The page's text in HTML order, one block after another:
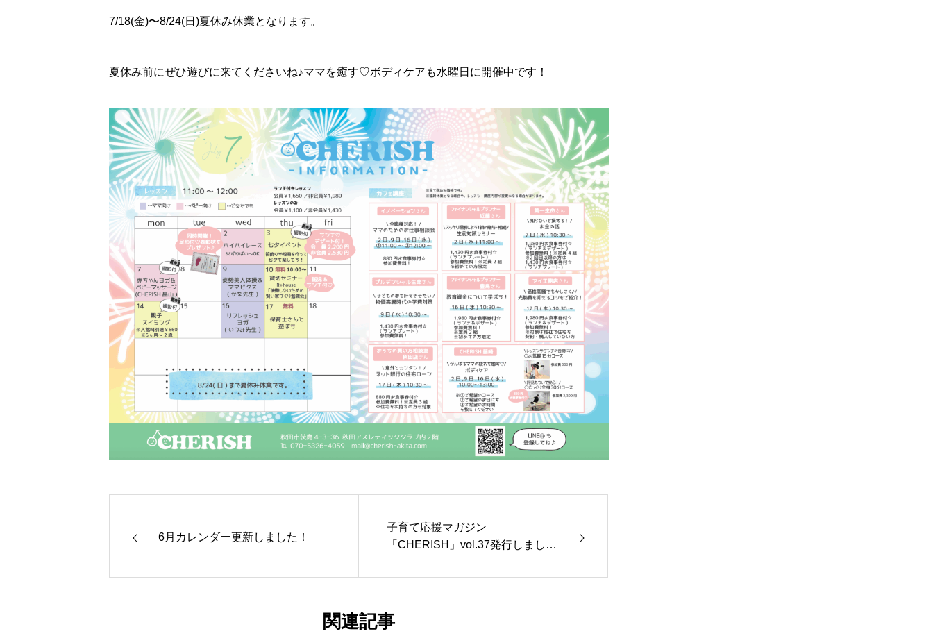
7/18(金)〜8/24(日)夏休み休業となります。
夏休み前にぜひ遊びに来てくださいね♪ママを癒す♡ボディケアも水曜日に開催中です！
6月カレンダー更新しました！
子育て応援マガジン
「CHERISH」vol.37発行しまし
関連記事